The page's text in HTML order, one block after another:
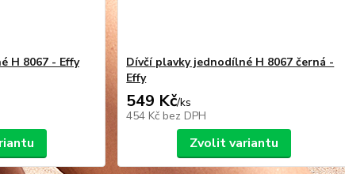
H 8067 - Effy
Dívčí plavky jednodílné H 8067 černá -
Effy
549 Kč/ks
454 Kč bez DPH
Zvolit variantu